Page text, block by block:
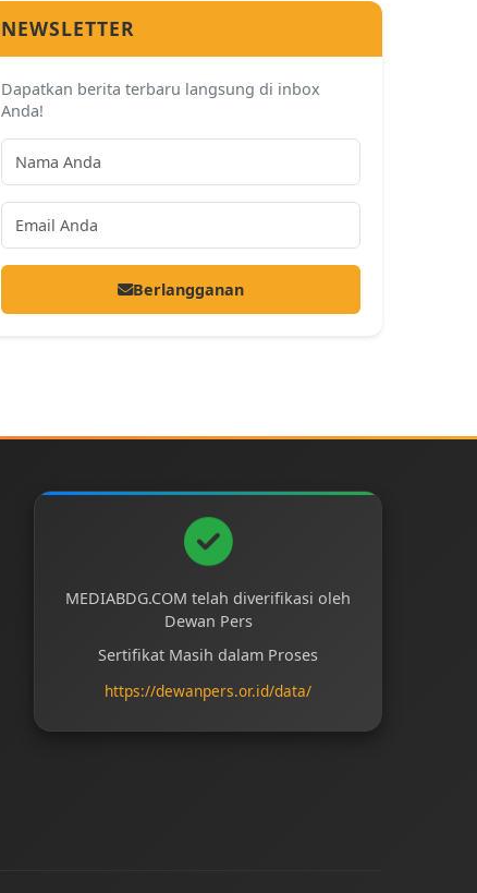
NEWSLETTER
Dapatkan berita terbaru langsung di inbox
Anda!
Berlangganan
MEDIABDG.COM telah diverifikasi oleh
Dewan Pers
Sertifikat Masih dalam Proses
https://dewanpers.or.id/data/